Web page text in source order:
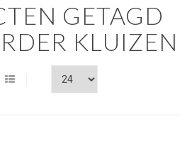
GETAGD
KLUIZEN